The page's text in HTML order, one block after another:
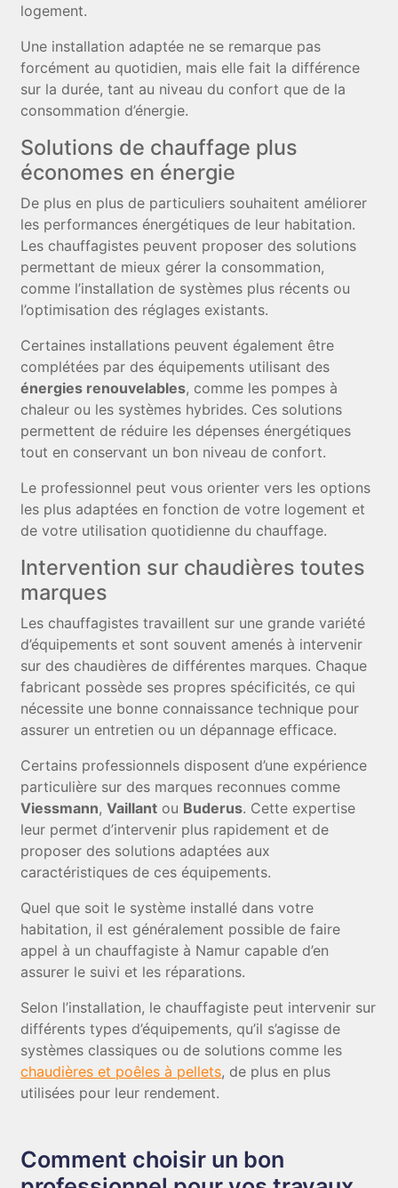
logement.
Une installation adaptée ne se remarque pas
forcément au quotidien, mais elle fait la différence
sur la durée, tant au niveau du confort que de la
consommation d’énergie.
Solutions de chauffage plus
économes en énergie
De plus en plus de particuliers souhaitent améliorer
les performances énergétiques de leur habitation.
Les chauffagistes peuvent proposer des solutions
permettant de mieux gérer la consommation,
comme l’installation de systèmes plus récents ou
l’optimisation des réglages existants.
Certaines installations peuvent également être
complétées par des équipements utilisant des
énergies renouvelables, comme les pompes à
chaleur ou les systèmes hybrides. Ces solutions
permettent de réduire les dépenses énergétiques
tout en conservant un bon niveau de confort.
Le professionnel peut vous orienter vers les options
les plus adaptées en fonction de votre logement et
de votre utilisation quotidienne du chauffage.
Intervention sur chaudières toutes
marques
Les chauffagistes travaillent sur une grande variété
d’équipements et sont souvent amenés à intervenir
sur des chaudières de différentes marques. Chaque
fabricant possède ses propres spécificités, ce qui
nécessite une bonne connaissance technique pour
assurer un entretien ou un dépannage efficace.
Certains professionnels disposent d’une expérience
particulière sur des marques reconnues comme
Viessmann,Vaillant ou Buderus. Cette expertise
leur permet d’intervenir plus rapidement et de
proposer des solutions adaptées aux
caractéristiques de ces équipements.
Quel que soit le système installé dans votre
habitation, il est généralement possible de faire
appel à un chauffagiste à Namur capable d’en
assurer le suivi et les réparations.
Selon l’installation, le chauffagiste peut intervenir sur
différents types d’équipements, qu’il s’agisse de
systèmes classiques ou de solutions comme les
chaudières et poêles à pellets, de plus en plus
utilisées pour leur rendement.
Comment choisir un bon